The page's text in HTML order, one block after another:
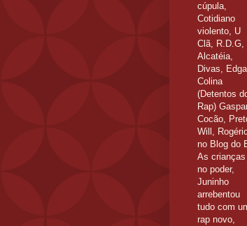
cúpula,
Cotidiano
violento, U
Clã, R.D.G,
Alcatéia,
Divas,
Colina
(Detentos
Rap)
Cocão,
Will,
no Blog do
As crianças
no poder,
Juninho
arrebentou
tudo com
rap novo,